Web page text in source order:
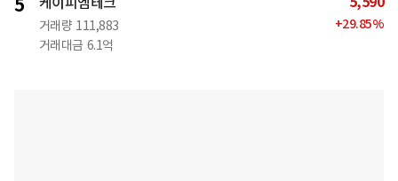
5
거래량 111,883
거래대금 6.1억
+29.85%